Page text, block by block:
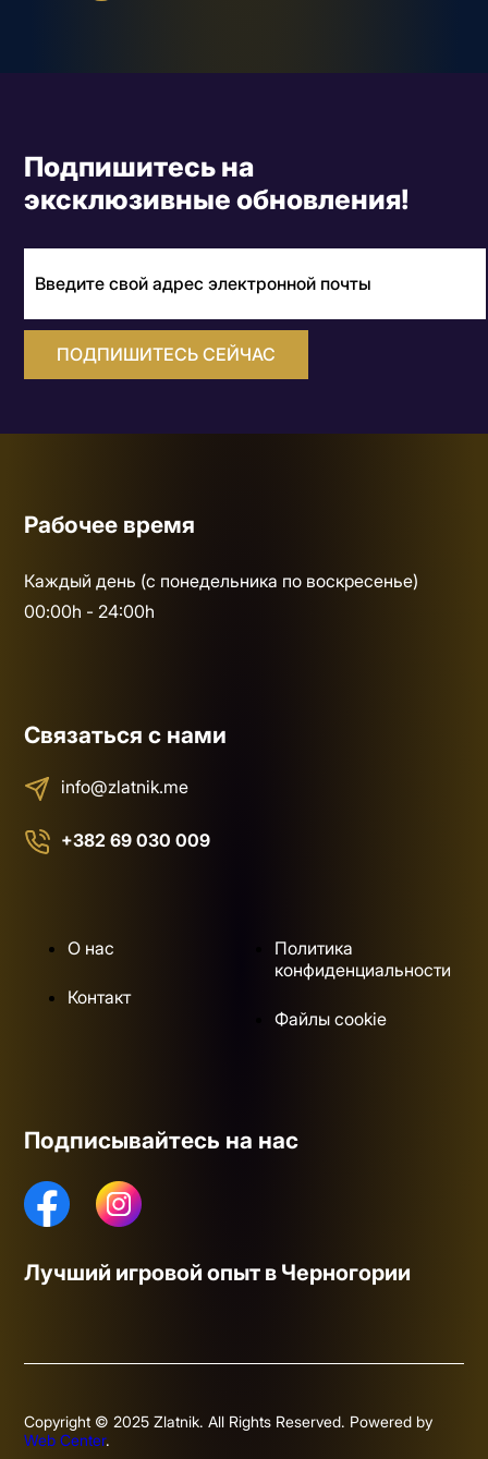
Подпишитесь на
эксклюзивные обновления!
ПОДПИШИТЕСЬ СЕЙЧАС
Рабочее время
Каждый день (с понедельника по воскресенье)
00:00h - 24:00h
Связаться с нами
info@zlatnik.me
+382 69 030 009
О нас
Контакт
Политика
конфиденциальности
Файлы cookie
Подписывайтесь на нас
Лучший игровой опыт в Черногории
Copyright © 2025 Zlatnik. All Rights Reserved. Powered by
Web Center.